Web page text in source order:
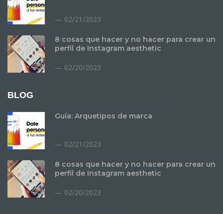
02/21/2023
8 cosas que hacer y no hacer para crear un
perfil de Instagram aesthetic
02/20/2023
BLOG
Guía: Arquetipos de marca
02/21/2023
8 cosas que hacer y no hacer para crear un
perfil de Instagram aesthetic
02/20/2023